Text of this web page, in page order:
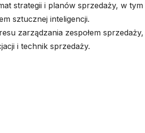
strategii i planów sprzedaży, w tym
sztucznej inteligencji.
zarządzania zespołem sprzedaży,
i technik sprzedaży.